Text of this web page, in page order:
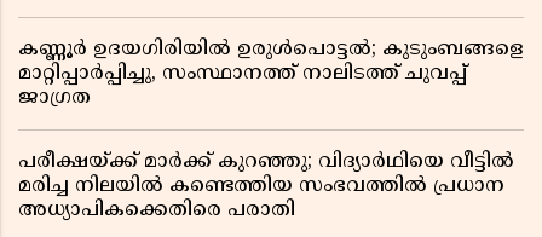
കണ്ണൂർ ഉദയഗിരിയിൽ ഉരുൾപൊട്ടൽ; കുടുംബങ്ങളെ
മാറ്റിപ്പാർപ്പിച്ചു, സംസ്ഥാനത്ത് നാലിടത്ത് ചുവപ്പ്
ജാഗ്രത
പരീക്ഷയ്ക്ക് മാർക്ക് കുറഞ്ഞു; വിദ്യാർഥിയെ വീട്ടിൽ
മരിച്ച നിലയിൽ കണ്ടെത്തിയ സംഭവത്തിൽ പ്രധാന
അധ്യാപികക്കെതിരെ പരാതി